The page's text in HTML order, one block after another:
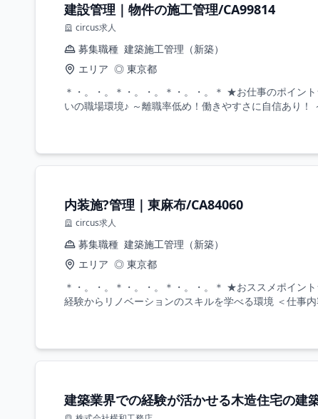
建設管理｜物件の施工管理/CA99814
circus求人
募集職種 建築施工管理（新築）
エリア ◎ 東京都
＊・。・。＊・。・。＊・。・。＊ ★お仕事のポイン
いの職場環境♪ ～離職率低め！働きやすさに自信あり
内装施?管理｜東麻布/CA84060
circus求人
募集職種 建築施工管理（新築）
エリア ◎ 東京都
＊・。・。＊・。・。＊・。・。＊ ★おススメポイン
経験からリノベーションのスキルを学べる環境 ＜仕
建築業界での経験が活かせる木造住宅の建